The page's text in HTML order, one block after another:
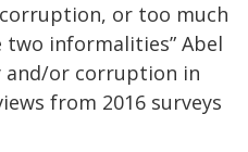
or too much
informalities” Abel
or corruption in
from 2016 surveys